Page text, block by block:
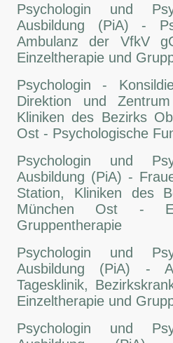
Psychologin und
Ausbildung (PiA) -
Ambulanz der VfkV
Einzeltherapie und
Psychologin -
Direktion und
Kliniken des Bezirks
Ost - Psychologische
Psychologin und
Ausbildung (PiA) -
Station, Kliniken des
München Ost -
Gruppentherapie
Psychologin und
Ausbildung (PiA) -
Tagesklinik,
Einzeltherapie und
Psychologin und